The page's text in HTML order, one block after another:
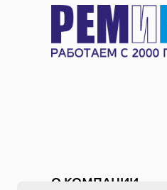
О КОМПАНИИ